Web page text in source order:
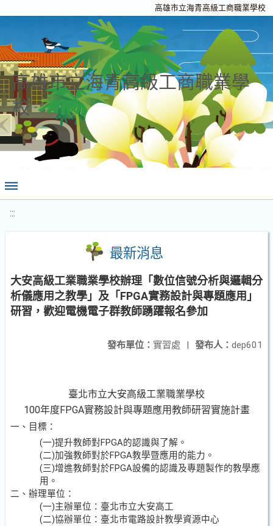
高雄市立海青高級工商職業學校
高雄市立海青高級工商職業學
校
:::
最新消息
大安高級工業職業學校辦理「數位信號分析與邏輯分
析儀應用之教學」及「FPGA實務設計與專題應用」
研習，歡迎電機電子群教師踴躍報名參加
發布人： dep601
發布單位： 實習處 |
臺北市立大安高級工業職業學校
100年度FPGA實務設計與專題應用教師研習實施計畫
一、目標：
(一)提升教師對FPGA的認識與了解。
(二)加強教師對於FPGA教學暨應用的能力。
(三)增進教師對於FPGA設備的認識及專題製作的教學應
用。
二、辦理單位：
(一)主辦單位：臺北市立大安高工
(二)協辦單位：臺北市電路設計教學資源中心